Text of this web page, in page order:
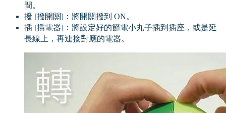
間。
撥 [撥開關]：將開關撥到 ON。
插 [插電器]：將設定好的節電小丸子插到插座，或是延
長線上，再連接對應的電器。